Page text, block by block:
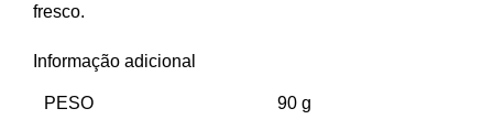
fresco.
Informação adicional
PESO 90 g